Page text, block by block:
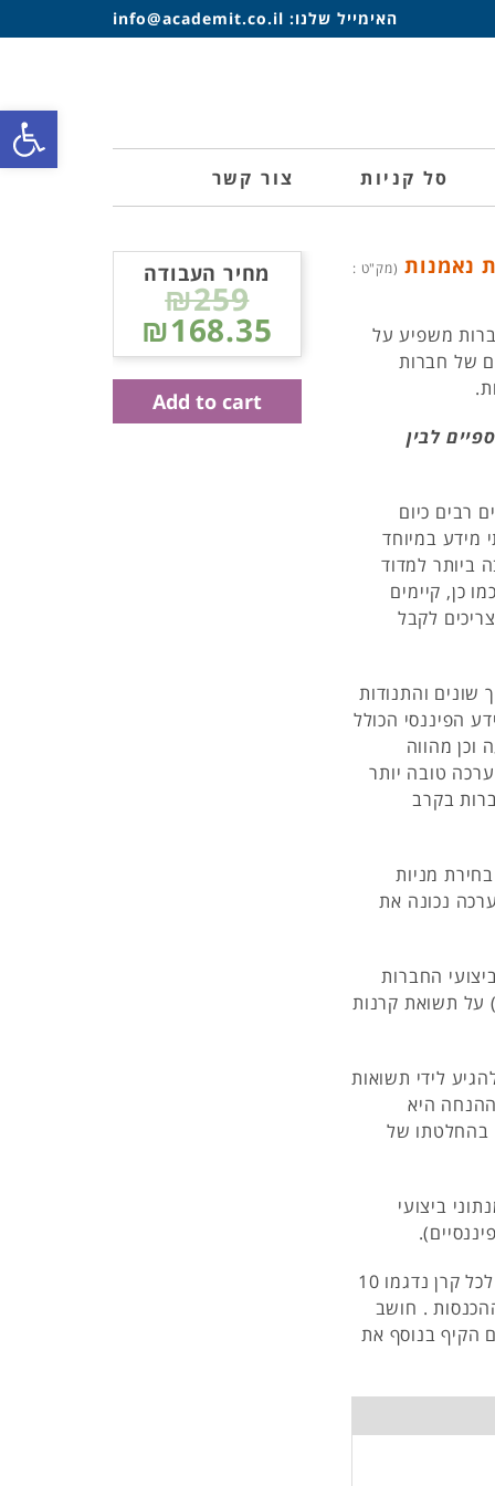
האימייל שלנו: info@academit.co.il
סל קניות צור קשר
נאמנות (מק"ט :
משפיע על
של חברות
לבין
רבים כיום
מידע במיוחד
ביותר למדוד
כן, קיימים
לקבל
שונים והתנודות
הפיננסי הכולל
וכן מהווה
טובה יותר
בקרב
מניות
נכונה את
החברות
על תשואת קרנות
לידי תשואות
היא
בהחלטתו של
ביצועי
הבדיקה נערכה בקרב מדגם אשר הקיף 43 קרנות נאמנות .לכל קרן נדגמו 10
. חושב
הקיף בנוסף את
מחיר העבודה
₪259
₪168.35
Add to cart
פתח